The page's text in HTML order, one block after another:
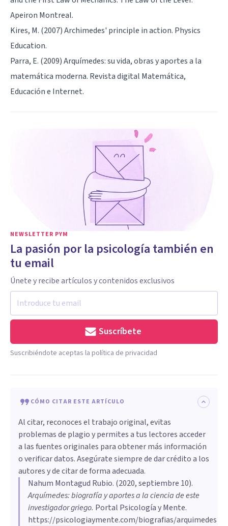
Apeiron Montreal.
Kires, M. (2007) Archimedes' principle in action. Physics
Education.
Parra, E. (2009) Arquímedes: su vida, obras y aportes a la
matemática moderna. Revista digital Matemática,
Educación e Internet.
NEWSLETTER PYM
La pasión por la psicología también en
tu email
Únete y recibe artículos y contenidos exclusivos
Suscríbete
Suscribiéndote aceptas la política de privacidad
CÓMO CITAR ESTE ARTÍCULO
Al citar, reconoces el trabajo original, evitas
problemas de plagio y permites a tus lectores acceder
a las fuentes originales para obtener más información
o verificar datos. Asegúrate siempre de dar crédito a los
autores y de citar de forma adecuada.
Nahum Montagud Rubio. (2020, septiembre 10).
Arquímedes: biografía y aportes a la ciencia de este
investigador griego. Portal Psicología y Mente.
https://psicologiaymente.com/biografias/arquimedes